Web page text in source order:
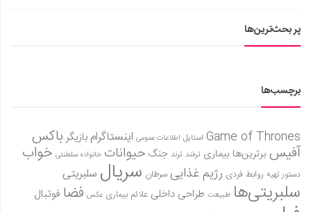
پر بحث‌ترین‌ها
برچسب‌ها
Game of Thrones استایل اطلاعات عمومی اینستاگرام بازیگر باکس
آفیس برترین‌ها بیماری ترفند ترند جنگ حیوانات خانواده سلطنتی خواب
دستور تهیه روابط فردی رژیم غذاییسرطان سریال سلبریتی
سلبریتی‌ها طبیعت طراحی داخلی علائم بیماری عکس فضا فوتبال